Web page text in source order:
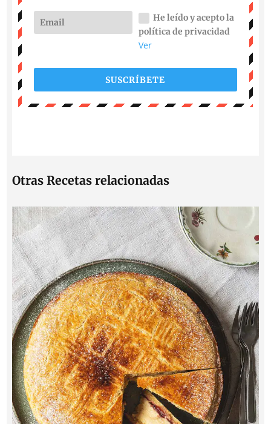
He leído y acepto la
política de privacidad
Ver
SUSCRÍBETE
Otras Recetas relacionadas